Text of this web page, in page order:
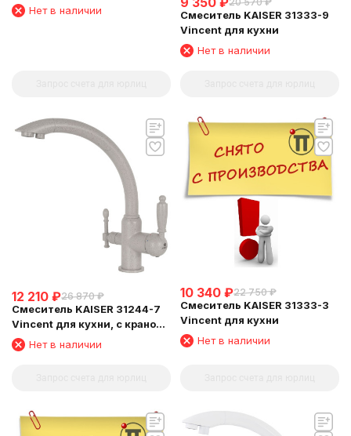
Нет в наличии
Смеситель KAISER 31333-9
Vincent для кухни
Нет в наличии
12 210 ₽26 870 ₽
Смеситель KAISER 31244-7
Vincent для кухни, с краном
для питьевой воды,
бежевый мрамор
Нет в наличии
10 340 ₽22 750 ₽
Смеситель KAISER 31333-3
Vincent для кухни
Нет в наличии